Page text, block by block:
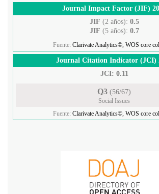
Journal Impact Factor (JIF)
JIF (2 años): 0.5
JIF (5 años): 0.7
Fuente: Clarivate Analytics©, WOS core
Journal Citation Indicator (JCI)
JCI: 0.11
Q3 (56/67)
Social Issues
Fuente: Clarivate Analytics©, WOS core